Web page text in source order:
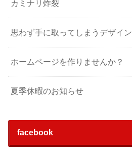
カミナリ炸裂
思わず手に取ってしまうデザイン
ホームページを作りませんか？
夏季休暇のお知らせ
facebook